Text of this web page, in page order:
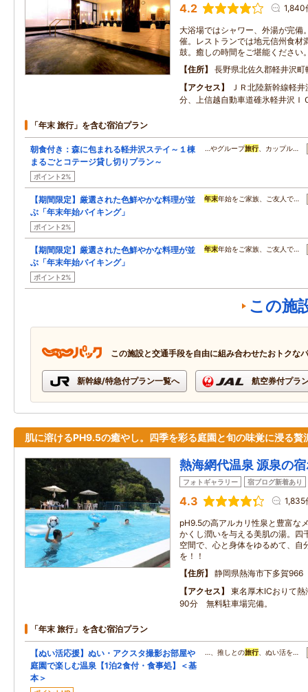
4.2 1,840
大浴場ではシャワー、外湯が完備
催。レストランでは地元信州食材
鼓。癒しの時間をご堪能ください
住所
長野県北佐久郡軽井沢
アクセス
ＪＲ北陸新幹線軽
分、上信越自動車道碓氷軽井沢Ｉ
「年末 旅行」を含む宿泊プラン
朝食付き：森に包まれる軽井沢ステイ～１棟
まるごとコテージ貸し切りプラン～
ポイント2%
…やグループ旅行、カップル…
【期間限定】厳選された色鮮やかな料理が並
ぶ「年末年始バイキング」
ポイント2%
年末年始をご家族、ご友人で…
【期間限定】厳選された色鮮やかな料理が並
ぶ「年末年始バイキング」
ポイント2%
年末年始をご家族、ご友人で…
この施
この施設と交通手段を自由に組み合わせたおトクな
新幹線/特急付プラン一覧へ 航空券付プラ
肌に溶けるPH9.5の癒やし。四季を彩る庭園と旬の味覚に浸る贅
熱海網代温泉 源泉の
フォトギャラリー 宿ブログ新着あり
4.3 1,835
pH9.5の高アルカリ性泉と豊富な
かくし潤いを与える美肌の湯。四
空間で、心と身体をゆるめて、自
を！！
住所
静岡県熱海市下多賀966
アクセス
東名厚木ICおりて
90分 無料駐車場完備。
「年末 旅行」を含む宿泊プラン
【ぬい活応援】ぬい・アクスタ撮影お部屋や
庭園で楽しむ温泉【1泊2食付・食事処】＜基
本＞
…、推しとの旅行、ぬい活を…